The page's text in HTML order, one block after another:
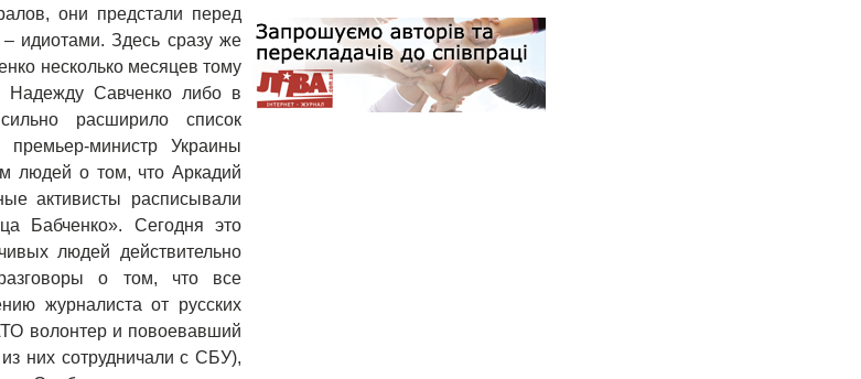
они предстали перед
идиотами. Здесь сразу же
несколько месяцев тому
Надежду Савченко либо в
расширило список
министр Украины
людей о том, что Аркадий
активисты расписывали
Бабченко». Сегодня это
людей действительно
о том, что все
журналиста от русских
волонтер и повоевавший
них сотрудничали с СБУ),